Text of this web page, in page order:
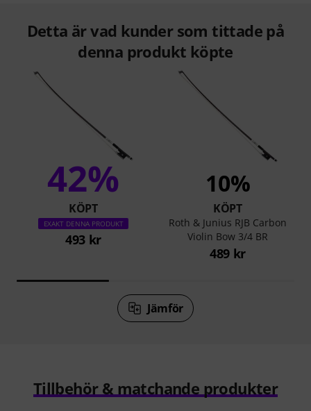
Detta är vad kunder som tittade på
denna produkt köpte
42%
KÖPT
EXAKT DENNA PRODUKT
493 kr
10%
KÖPT
Roth & Junius RJB Carbon
Violin Bow 3/4 BR
489 kr
Jämför
Tillbehör & matchande produkter